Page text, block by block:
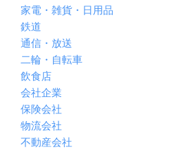
家電・雑貨・日用品
鉄道
通信・放送
二輪・自転車
飲食店
会社企業
保険会社
物流会社
不動産会社